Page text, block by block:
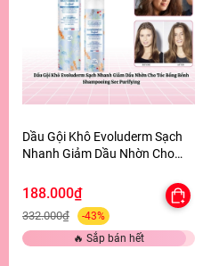
Dầu Gội Khô Evoluderm Sạch
Nhanh Giảm Dầu Nhờn Cho
Sec Purifying
188.000₫
332.000₫
-43%
🔥 Sắp bán hết